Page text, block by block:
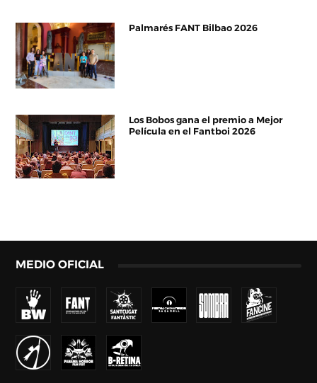
Palmarés FANT Bilbao 2026
Los Bobos gana el premio a Mejor
Película en el Fantboi 2026
MEDIO OFICIAL